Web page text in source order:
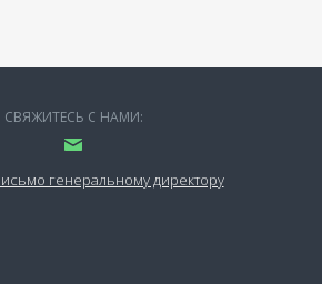
СВЯЖИТЕСЬ С НАМИ:
генеральному директору